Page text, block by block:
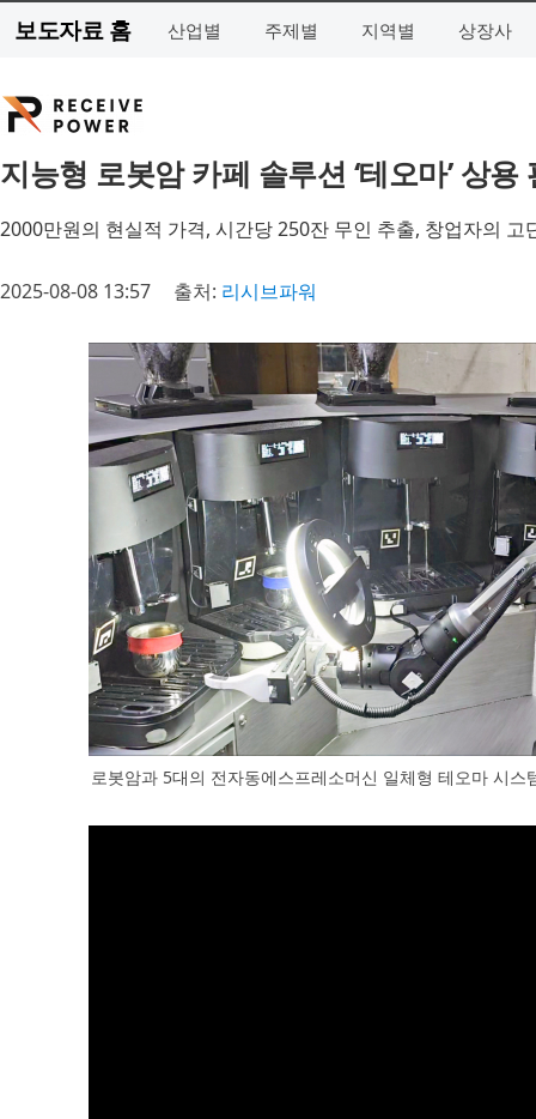
보도자료 홈 산업별 주제별 지역별 상장사
지능형 로봇암 카페 솔루션 ‘테오마’ 상용
2000만원의 현실적 가격, 시간당 250잔 무인 추출, 창업자의 고
2025-08-08 13:57 출처: 리시브파워
로봇암과 5대의 전자동에스프레소머신 일체형 테오마 시